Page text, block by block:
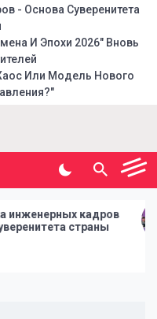
- Основа Суверенитета
И Эпохи 2026" Вновь
Или Модель Нового
газеты
кадров
страны
—